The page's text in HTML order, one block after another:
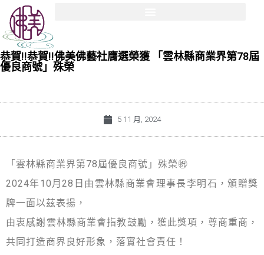
恭賀!!恭賀!!佛美佛藝社膺選榮獲 「雲林縣商業界第78屆
優良商號」殊榮
5 11 月, 2024
「雲林縣商業界第78屆優良商號」殊榮㊗️
2024年10月28日由雲林縣商業會理事長李明石，頒贈獎
牌一面以茲表揚，
由衷感謝雲林縣商業會指教鼓勵，獲此獎項，尊商重商，
共同打造商界良好形象，落實社會責任！